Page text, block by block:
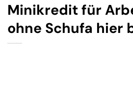
Minikredit für
ohne Schufa hier